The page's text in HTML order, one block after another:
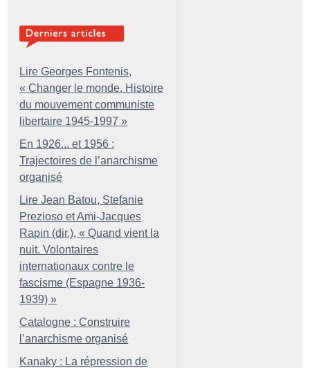
Lire Georges Fontenis,
« Changer le monde. Histoire
du mouvement communiste
libertaire 1945-1997 »
En 1926... et 1956 :
Trajectoires de l’anarchisme
organisé
Lire Jean Batou, Stefanie
Prezioso et Ami-Jacques
Rapin (dir.), « Quand vient la
nuit. Volontaires
internationaux contre le
fascisme (Espagne 1936-
1939) »
Catalogne : Construire
l’anarchisme organisé
Kanaky : La répression de